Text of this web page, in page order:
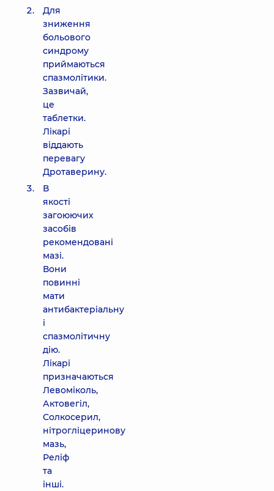
Для
зниження
больового
синдрому
приймаються
спазмолітики.
Зазвичай,
це
таблетки.
Лікарі
віддають
перевагу
Дротаверину.
В
якості
загоюючих
засобів
рекомендовані
мазі.
Вони
повинні
мати
антибактеріальну
і
спазмолітичну
дію.
Лікарі
призначаються
Левоміколь,
Актовегіл,
Солкосерил,
нітрогліцеринову
мазь,
Реліф
та
інші.